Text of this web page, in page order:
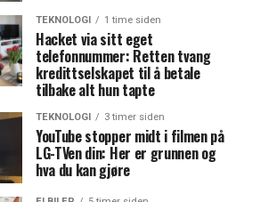
TEKNOLOGI 1 time siden
Hacket via sitt eget
telefonnummer: Retten tvang
kredittselskapet til å betale
tilbake alt hun tapte
TEKNOLOGI 3 timer siden
YouTube stopper midt i filmen på
LG-TVen din: Her er grunnen og
hva du kan gjøre